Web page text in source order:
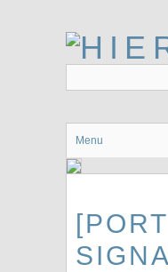
Menu